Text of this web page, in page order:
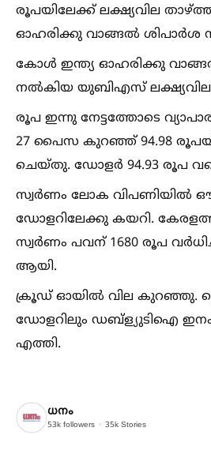
രൂപയിലേക്ക് ലക്ഷ്യവില
ഓഹരിക്കു വാങ്ങല്‍ ശിപാർശ
കോള്‍ ഇന്ത്യ ഓഹരിക്കു
നല്‍കിയ യുബിഎസ് ലക്ഷ്യവില
രൂപ ഇന്നു നേട്ടത്തോടെ
27 പൈസ കുറഞ്ഞ് 94.98
ചെയ്തു. ഡോളർ 94.93 രൂപ
സ്വർണം ലോക വിപണിയില്‍
ഡോളറിലേക്കു കയറി.
സ്വർണം പവന് 1680 രൂപ
ആയി.
ക്രൂഡ് ഓയില്‍ വില കുറഞ്ഞു.
ഡോളറിലും ഡബ്ള്യുടിഐ ഇനം
എത്തി.
ധനം
53k followers 35k Stories